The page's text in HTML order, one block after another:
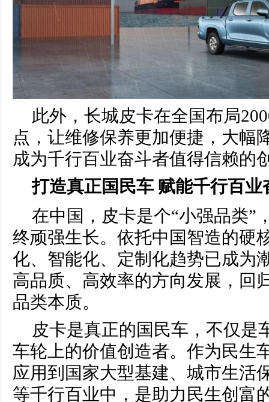
此外，长城皮卡在全国布局
点，让维修保养更加便捷，大幅
成为千行百业奋斗者值得信赖的
打造真正国民车 赋能千行百业
在中国，皮卡是个“小强品类”
终顽强生长。依托中国智造的硬
化、智能化、定制化趋势已成为
高品质、高效率的方向发展，回
品类本质。
皮卡是真正的国民车，不仅是
车轮上的价值创造者。作为民生
应用到国家大型基建、城市生活
等千行百业中，是助力民生创富